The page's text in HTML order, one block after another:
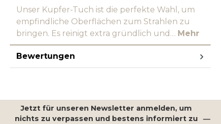
Unser Kupfer-Tuch ist die perfekte Wahl, um
empfindliche Oberflächen zum Strahlen zu
bringen. Es reinigt extra gründlich und… Mehr
Bewertungen
Jetzt für unseren Newsletter anmelden, um
nichts zu verpassen und bestens informiert zu